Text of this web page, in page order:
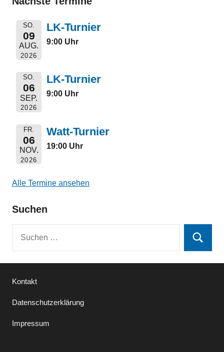
SO.
09
AUG.
2026
LK-Turnier
9:00 Uhr
SO.
06
SEP.
2026
LK-Turnier
9:00 Uhr
FR.
06
NOV.
2026
Watt-Turnier
19:00 Uhr
Alle Termine ansehen
Suchen
Suchen
Kontakt
Datenschutzerklärung
Impressum